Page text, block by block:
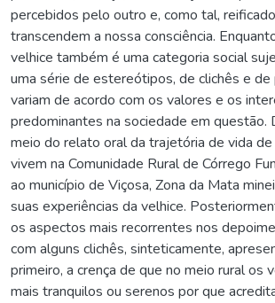
percebidos pelo outro e, como tal,
transcendem a nossa consciência.
velhice também é uma categoria social
uma série de estereótipos, de clichês e
variam de acordo com os valores e os
predominantes na sociedade em questão.
meio do relato oral da trajetória de vida
vivem na Comunidade Rural de Córrego
ao município de Viçosa, Zona da Mata
suas experiências da velhice.
os aspectos mais recorrentes nos
com alguns clichês, sinteticamente,
primeiro, a crença de que no meio rural os
mais tranquilos ou serenos por que